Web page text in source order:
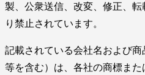
製、公衆送信、改変、修正、
り禁止されています。
記載されている会社名および
等を含む）は、各社の商標また